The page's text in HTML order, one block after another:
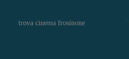
trova cinema frosinone